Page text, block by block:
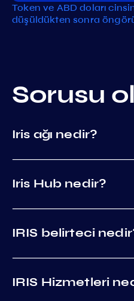
Token ve ABD doları
düşüldükten sonra
Sorusu
Iris ağı nedir?
Iris Hub nedir?
IRIS belirteci
IRIS Hizmetleri